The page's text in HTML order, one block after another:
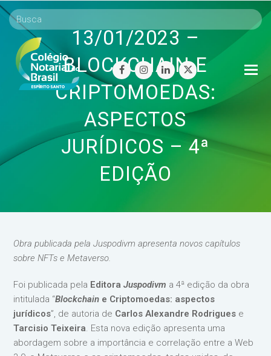
facebookinstagram
linkedintwitter
13/01/2023 –
BLOCKCHAIN E
CRIPTOMOEDAS:
ASPECTOS
JURÍDICOS – 4ª
EDIÇÃO
Obra publicada pela Juspodivm apresenta novos capítulos
sobre NFTs e Metaverso.
Foi publicada pela EditoraJuspodivm a 4ª edição da obra
intitulada “Blockchain e Criptomoedas: aspectos
jurídicos”, de autoria de Carlos Alexandre Rodrigues e
Tarcisio Teixeira. Esta nova edição apresenta uma
abordagem sobre a importância e correlação entre a Web